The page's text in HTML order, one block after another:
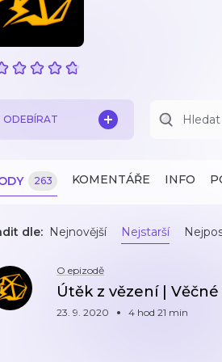
ODEBÍRAT
263 KOMENTÁŘE INFO
dle: Nejnovější Nejstarší
O epizodě
Útěk z vězení |
23. 9. 2020 4 hod 21 min